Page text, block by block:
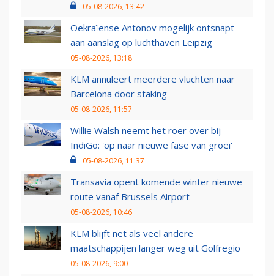
05-08-2026, 13:42
Oekraïense Antonov mogelijk ontsnapt
aan aanslag op luchthaven Leipzig
05-08-2026, 13:18
KLM annuleert meerdere vluchten naar
Barcelona door staking
05-08-2026, 11:57
Willie Walsh neemt het roer over bij
IndiGo: 'op naar nieuwe fase van groei'
05-08-2026, 11:37
Transavia opent komende winter nieuwe
route vanaf Brussels Airport
05-08-2026, 10:46
KLM blijft net als veel andere
maatschappijen langer weg uit Golfregio
05-08-2026, 9:00